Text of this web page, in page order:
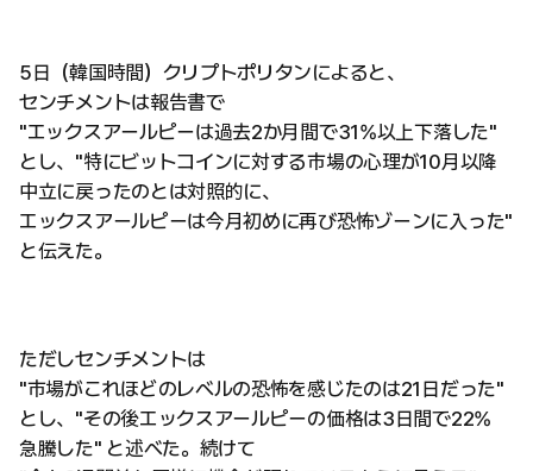
5日（韓国時間）クリプトポリタンによると、
センチメントは報告書で
"エックスアールピーは過去2か月間で31%以上下落した"
とし、"特にビットコインに対する市場の心理が10月以降
中立に戻ったのとは対照的に、
エックスアールピーは今月初めに再び恐怖ゾーンに入った"
と伝えた。
ただしセンチメントは
"市場がこれほどのレベルの恐怖を感じたのは21日だった"
とし、"その後エックスアールピーの価格は3日間で22%
急騰した" と述べた。続けて